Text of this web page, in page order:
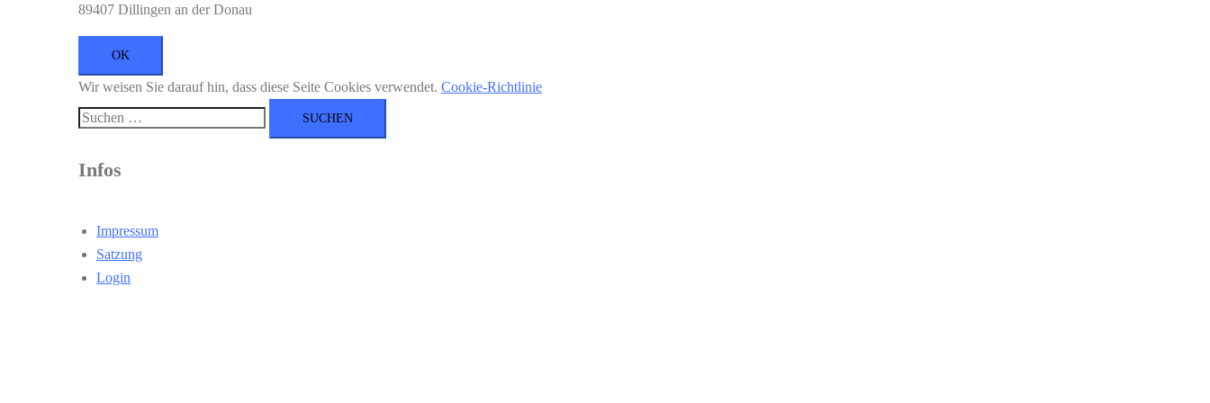
89407 Dillingen an der Donau
Wir weisen Sie darauf hin, dass diese Seite Cookies verwendet. Cookie-Richtlinie
Suchen
Infos
Impressum
Satzung
Login